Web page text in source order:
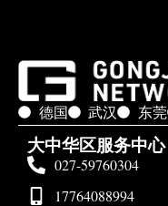
德国 武汉 东莞
大中华区服务中心
027-59760304
17764088994